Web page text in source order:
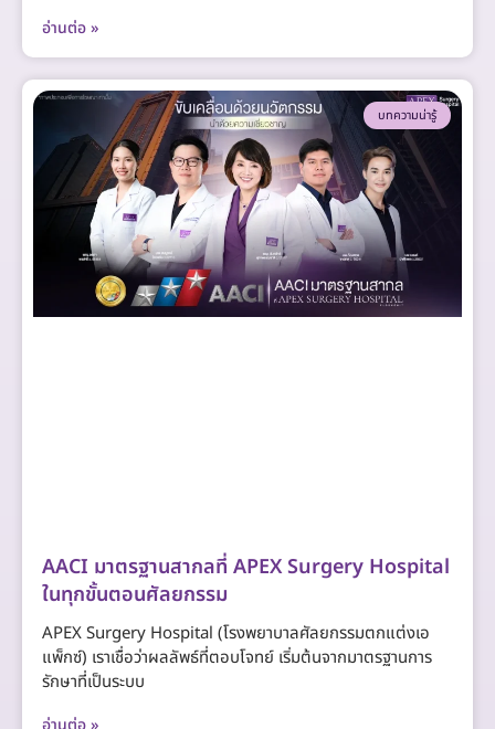
อ่านต่อ »
บทความน่ารู้
AACI มาตรฐานสากลที่ APEX Surgery Hospital
ในทุกขั้นตอนศัลยกรรม
APEX Surgery Hospital (โรงพยาบาลศัลยกรรมตกแต่งเอ
แพ็กซ์) เราเชื่อว่าผลลัพธ์ที่ตอบโจทย์ เริ่มต้นจากมาตรฐานการ
รักษาที่เป็นระบบ